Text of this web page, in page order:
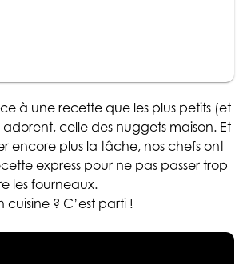
à une recette que les plus petits (et
adorent, celle des nuggets maison. Et
encore plus la tâche, nos chefs ont
express pour ne pas passer trop
les fourneaux.
cuisine ? C’est parti !